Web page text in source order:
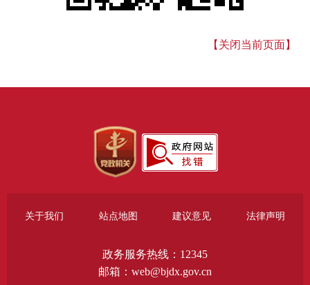
【关闭当前页面】
关于我们 站点地图 建议意见 法律声明
政务服务热线：12345
邮箱：web@bjdx.gov.cn